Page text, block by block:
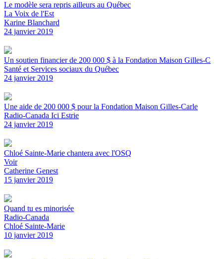
Le modèle sera repris ailleurs au Québec
La Voix de l'Est
Karine Blanchard
24 janvier 2019
Un soutien financier de 200 000 $ à la Fondation Maison Gilles-C
Santé et Services sociaux du Québec
24 janvier 2019
Une aide de 200 000 $ pour la Fondation Maison Gilles-Carle
Radio-Canada Ici Estrie
24 janvier 2019
Chloé Sainte-Marie chantera avec l'OSQ
Voir
Catherine Genest
15 janvier 2019
Quand tu es minorisée
Radio-Canada
Chloé Sainte-Marie
10 janvier 2019